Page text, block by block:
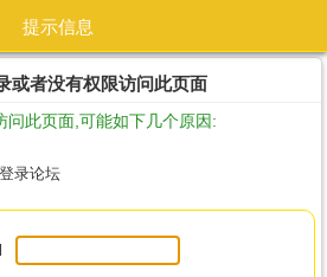
提示信息
或者没有权限访问此页面
问此页面,可能如下几个原因:
录论坛